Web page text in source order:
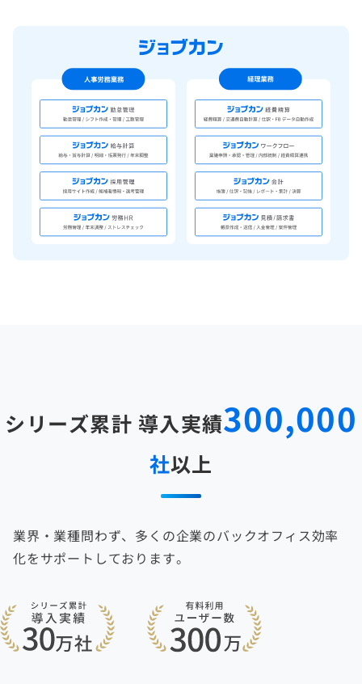
シリーズ累計 導入実績300,000
社以上
業界・業種問わず、多くの企業のバックオフィス効率
化をサポートしております。